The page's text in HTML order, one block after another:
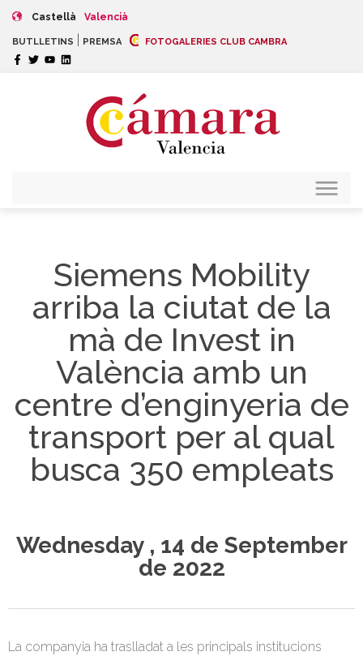
Castellà Valencià
BUTLLETINS PREMSA FOTOGALERIES CLUB CAMBRA
Siemens Mobility
arriba la ciutat de la
mà de Invest in
València amb un
centre d’enginyeria de
transport per al qual
busca 350 empleats
Wednesday , 14 de September
de 2022
La companyia ha traslladat a les principals institucions